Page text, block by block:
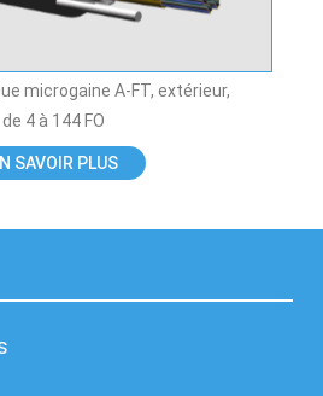
microgaine A-FT, extérieur,
de 4 à 144 FO
SAVOIR PLUS